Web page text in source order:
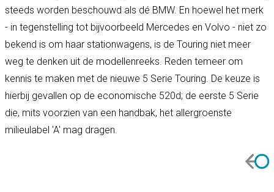
steeds worden beschouwd als dé BMW. En hoewel het merk
- in tegenstelling tot bijvoorbeeld Mercedes en Volvo - niet zo
bekend is om haar stationwagens, is de Touring niet meer
weg te denken uit de modellenreeks. Reden temeer om
kennis te maken met de nieuwe 5 Serie Touring. De keuze is
hierbij gevallen op de economische 520d; de eerste 5 Serie
die, mits voorzien van een handbak, het allergroenste
milieulabel 'A' mag dragen.